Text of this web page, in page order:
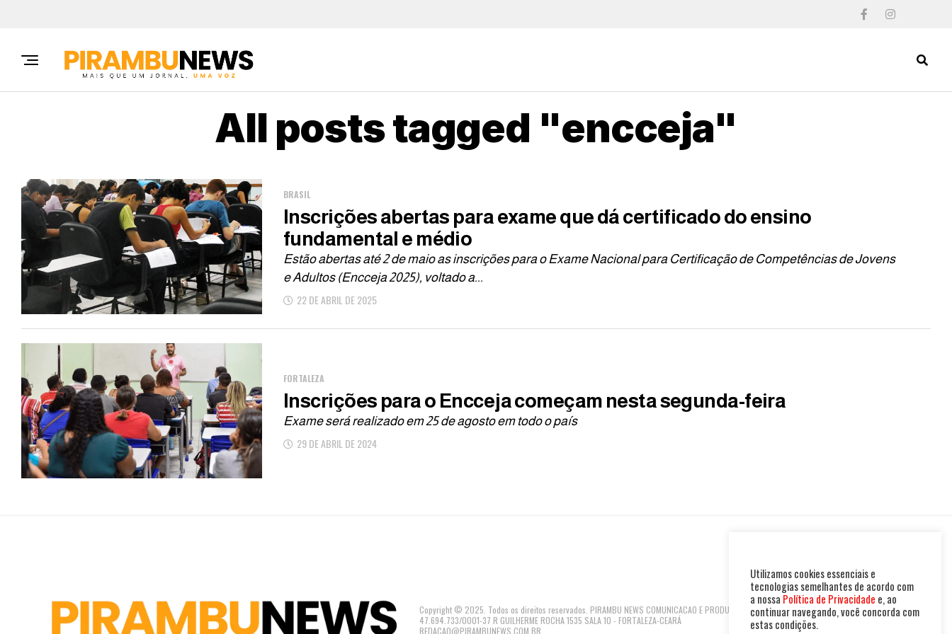
All posts tagged "encceja"
BRASIL
Inscrições abertas para exame que dá certificado do ensino
fundamental e médio
Estão abertas até 2 de maio as inscrições para o Exame Nacional para Certificação de Competências de Jovens
e Adultos (Encceja 2025), voltado a...
22 DE ABRIL DE 2025
FORTALEZA
Inscrições para o Encceja começam nesta segunda-feira
Exame será realizado em 25 de agosto em todo o país
29 DE ABRIL DE 2024
Copyright © 2025. Todos os direitos reservados. PIRAMBU NEWS COMUNICACAO E PRODUTOS LTDA | CNPJ:
47.694.733/0001-37 R GUILHERME ROCHA 1535 SALA 10 - FORTALEZA-CEARÁ
REDACAO@PIRAMBUNEWS.COM.BR
Utilizamos cookies essenciais e
tecnologias semelhantes de acordo com
a nossa Política de Privacidade e, ao
continuar navegando, você concorda com
estas condições.